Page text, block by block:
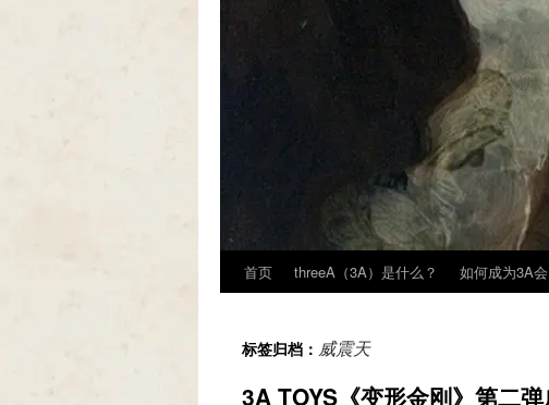
首页 threeA（3A）是什么？ 如何成为3A
标签归档： 威震天
3A TOYS《变形金刚》第二